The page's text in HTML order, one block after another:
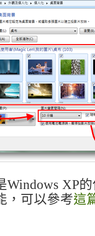
Windows XP
，可以參考這